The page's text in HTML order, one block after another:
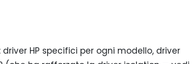
HP specifici per ogni modello, driver